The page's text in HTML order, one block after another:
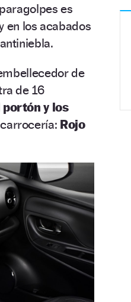
es
en los acabados
de
de 16
portón y los
Rojo